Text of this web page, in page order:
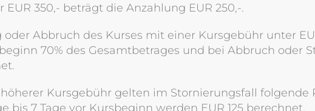
EUR 350,- beträgt die Anzahlung EUR 250,-.
oder Abbruch des Kurses mit einer Kursgebühr unter
70% des Gesamtbetrages und bei Abbruch oder
Kursgebühr gelten im Stornierungsfall folgende
bis 7 Tage vor Kursbeginn werden EUR 125 berechnet.